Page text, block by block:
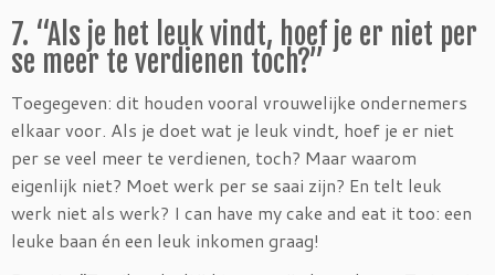
7. “Als je het leuk vindt, hoef je er niet per
se meer te verdienen toch?”
Toegegeven: dit houden vooral vrouwelijke ondernemers
elkaar voor. Als je doet wat je leuk vindt, hoef je er niet
per se veel meer te verdienen, toch? Maar waarom
eigenlijk niet? Moet werk per se saai zijn? En telt leuk
werk niet als werk? I can have my cake and eat it too: een
leuke baan én een leuk inkomen graag!